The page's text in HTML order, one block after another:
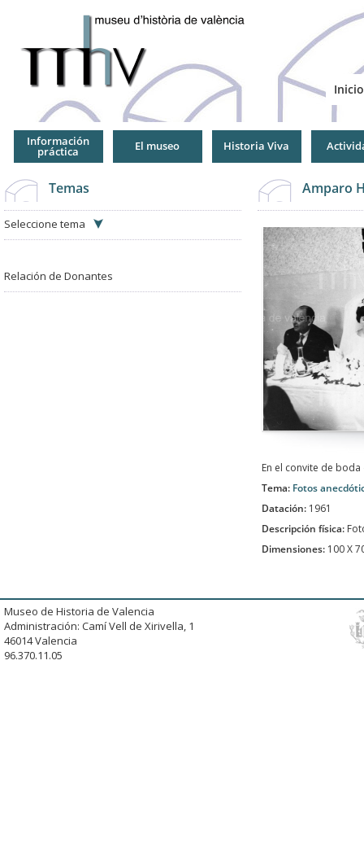
Inicio
Información
práctica El museo Historia Viva
Temas
Seleccione tema
Relación de Donantes
Amparo
En el convite de
Tema: Fotos
Datación: 1961
Descripción física:
Dimensiones: 100 X
Museo de Historia de Valencia
Administración: Camí Vell de Xirivella, 1
46014 Valencia
96.370.11.05